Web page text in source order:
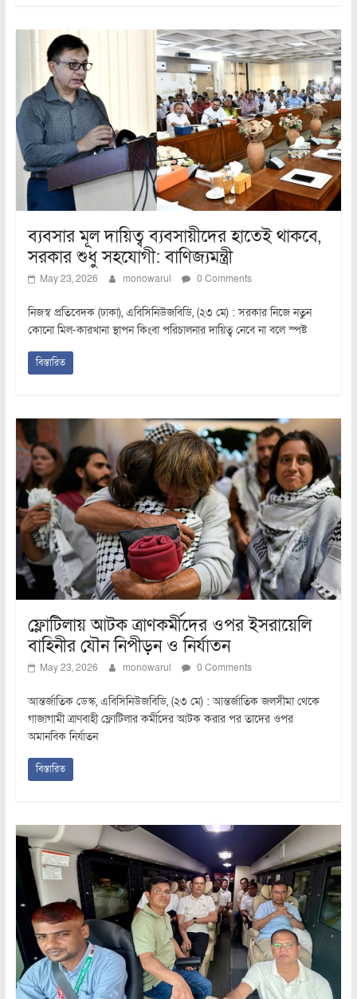
ব্যবসার মূল দায়িত্ব ব্যবসায়ীদের হাতেই থাকবে,
সরকার শুধু সহযোগী: বাণিজ্যমন্ত্রী
May 23, 2026 monowarul 0 Comments
নিজস্ব প্রতিবেদক (ঢাকা), এবিসিনিউজবিডি, (২৩ মে) : সরকার নিজে নতুন
কোনো মিল-কারখানা স্থাপন কিংবা পরিচালনার দায়িত্ব নেবে না বলে স্পষ্ট
বিস্তারিত
ফ্লোটিলায় আটক ত্রাণকর্মীদের ওপর ইসরায়েলি
বাহিনীর যৌন নিপীড়ন ও নির্যাতন
May 23, 2026 monowarul 0 Comments
আন্তর্জাতিক ডেস্ক, এবিসিনিউজবিডি, (২৩ মে) : আন্তর্জাতিক জলসীমা থেকে
গাজাগামী ত্রাণবাহী ফ্লোটিলার কর্মীদের আটক করার পর তাদের ওপর
অমানবিক নির্যাতন
বিস্তারিত